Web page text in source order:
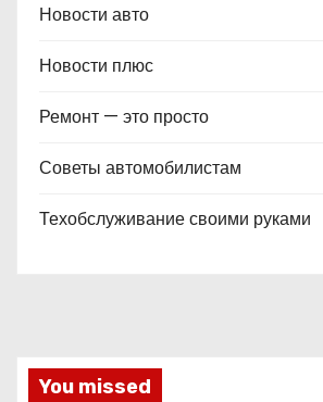
Новости авто
Новости плюс
Ремонт — это просто
Советы автомобилистам
Техобслуживание своими руками
You missed